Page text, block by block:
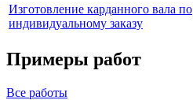
Изготовление карданного вала по
индивидуальному заказу
Примеры работ
Все работы